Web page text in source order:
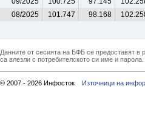
08/2025
101.747 98.168
Данните от сесията на БФБ се предоставят в
са влезли с потребителското си име и парола.
© 2007 - 2026 Инфосток Източници на